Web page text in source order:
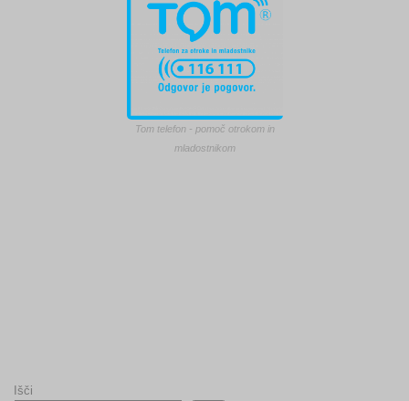
Tom telefon - pomoč otrokom in
mladostnikom
Išči